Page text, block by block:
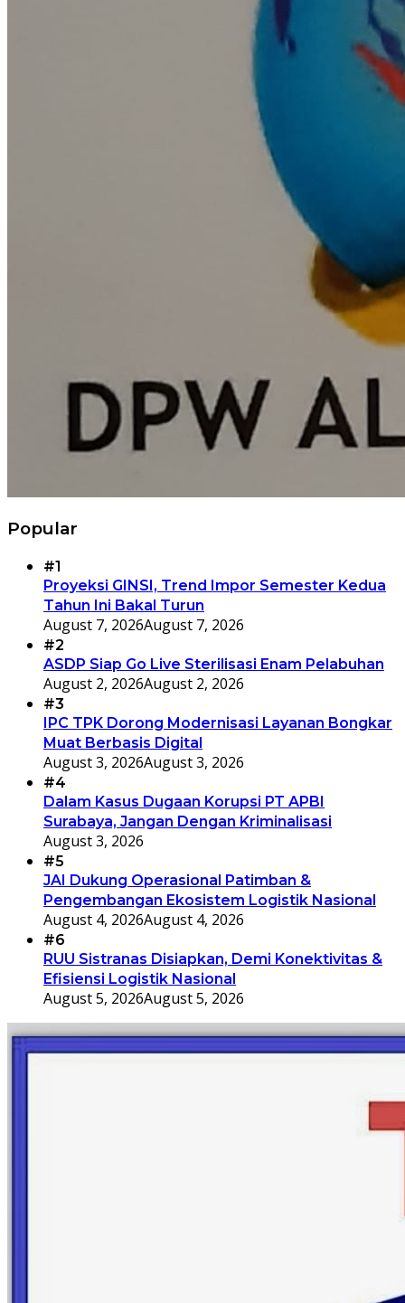
Popular
#1
Proyeksi GINSI, Trend Impor Semester Kedua
Tahun Ini Bakal Turun
August 7, 2026August 7, 2026
#2
ASDP Siap Go Live Sterilisasi Enam Pelabuhan
August 2, 2026August 2, 2026
#3
IPC TPK Dorong Modernisasi Layanan Bongkar
Muat Berbasis Digital
August 3, 2026August 3, 2026
#4
Dalam Kasus Dugaan Korupsi PT APBI
Surabaya, Jangan Dengan Kriminalisasi
August 3, 2026
#5
JAI Dukung Operasional Patimban &
Pengembangan Ekosistem Logistik Nasional
August 4, 2026August 4, 2026
#6
RUU Sistranas Disiapkan, Demi Konektivitas &
Efisiensi Logistik Nasional
August 5, 2026August 5, 2026